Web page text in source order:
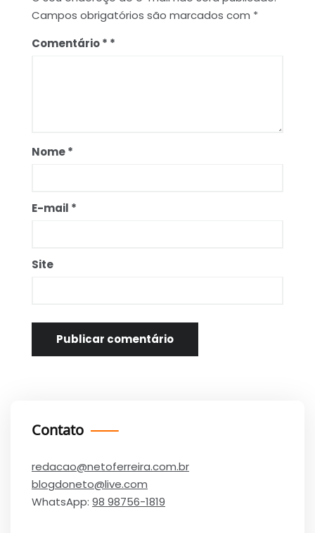
Campos obrigatórios são marcados com *
Comentário*
Nome*
E-mail *
Site
Contato
redacao@netoferreira.com.br
blogdoneto@live.com
WhatsApp: 98 98756-1819